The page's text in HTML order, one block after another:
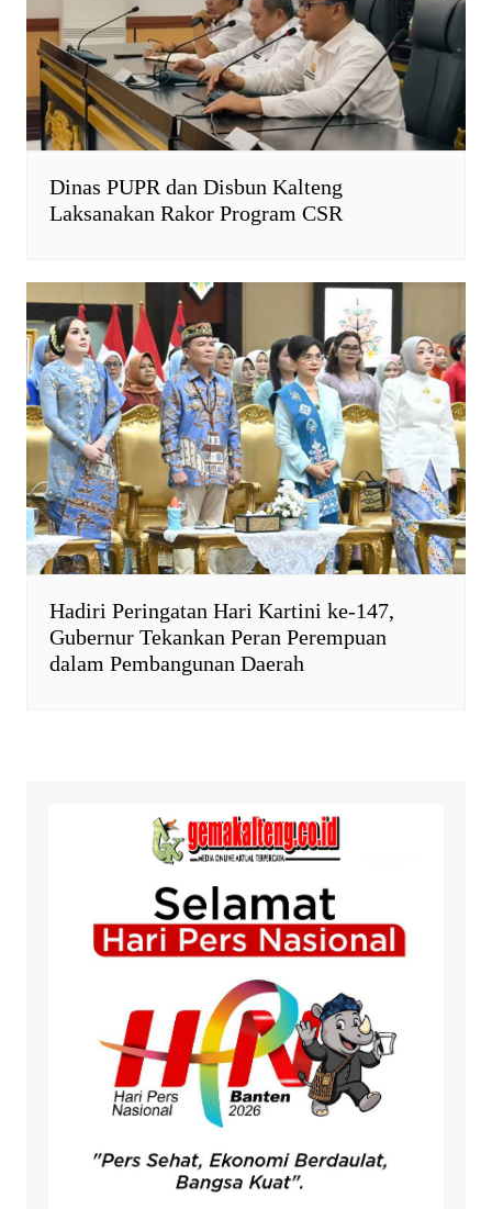
Dinas PUPR dan Disbun Kalteng
Laksanakan Rakor Program CSR
Hadiri Peringatan Hari Kartini ke-147,
Gubernur Tekankan Peran Perempuan
dalam Pembangunan Daerah